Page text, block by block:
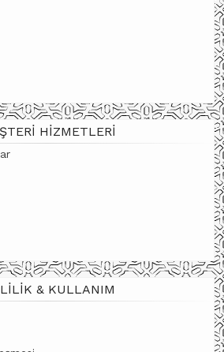
HIZMETLERI
& KULLANIM